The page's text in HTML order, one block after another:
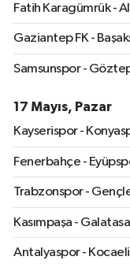
Fatih Karagümrük -
Gaziantep FK -
Samsunspor -
17 Mayıs, Pazar
Kayserispor -
Fenerbahçe -
Trabzonspor -
Kasımpaşa -
Antalyaspor -